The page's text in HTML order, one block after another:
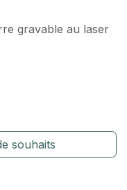
gravable au laser
souhaits